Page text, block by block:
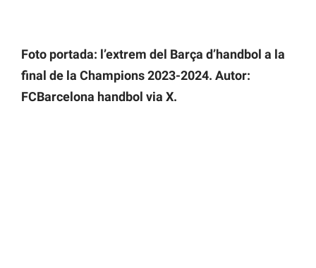
Foto portada: l’extrem del Barça d’handbol a la
final de la Champions 2023-2024. Autor:
FCBarcelona handbol via X.